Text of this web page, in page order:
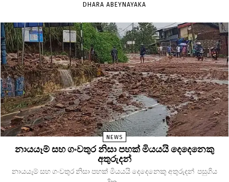
DHARA ABEYNAYAKA
NEWS
නායයෑම් සහ ගංවතුර නිසා පහක් මියයයි දෙදෙනෙකු
අතුරුදන්
නායයෑම් සහ ගංවතුර නිසා පහක් මියයයි දෙදෙනෙකු අතුරුදන් පසුගිය